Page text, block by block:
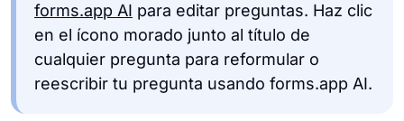
forms.app AI para editar preguntas. Haz clic
en el ícono morado junto al título de
cualquier pregunta para reformular o
reescribir tu pregunta usando forms.app AI.